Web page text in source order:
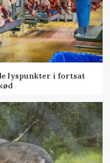
lyspunkter i fortsat